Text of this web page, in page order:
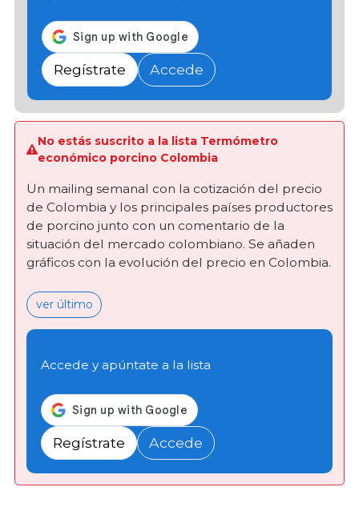
Regístrate Accede
No estás suscrito a la lista Termómetro
económico porcino Colombia
Un mailing semanal con la cotización del precio
de Colombia y los principales países productores
de porcino junto con un comentario de la
situación del mercado colombiano. Se añaden
gráficos con la evolución del precio en Colombia.
ver último
Accede y apúntate a la lista
Regístrate Accede